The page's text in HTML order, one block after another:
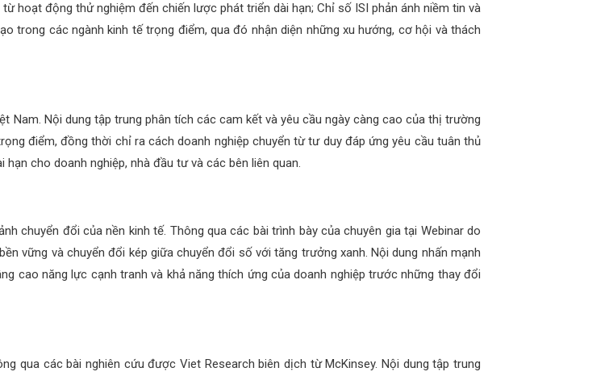
hoạt động thử nghiệm đến chiến lược phát triển dài hạn; Chỉ số ISI phản ánh niềm tin và
các ngành kinh tế trọng điểm, qua đó nhận diện những xu hướng, cơ hội và thách
Nam. Nội dung tập trung phân tích các cam kết và yêu cầu ngày càng cao của thị trường
điểm, đồng thời chỉ ra cách doanh nghiệp chuyển từ tư duy đáp ứng yêu cầu tuân thủ
cho doanh nghiệp, nhà đầu tư và các bên liên quan.
chuyển đổi của nền kinh tế. Thông qua các bài trình bày của chuyên gia tại Webinar do
vững và chuyển đổi kép giữa chuyển đổi số với tăng trưởng xanh. Nội dung nhấn mạnh
cao năng lực cạnh tranh và khả năng thích ứng của doanh nghiệp trước những thay đổi
qua các bài nghiên cứu được Viet Research biên dịch từ McKinsey. Nội dung tập trung